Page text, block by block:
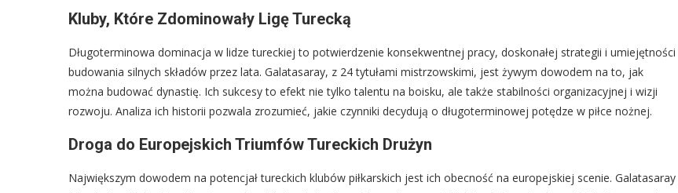
Kluby, Które Zdominowały Ligę Turecką
Długoterminowa dominacja w lidze tureckiej to potwierdzenie konsekwentnej pracy, doskonałej strategii i umiejętności
budowania silnych składów przez lata. Galatasaray, z 24 tytułami mistrzowskimi, jest żywym dowodem na to, jak
można budować dynastię. Ich sukcesy to efekt nie tylko talentu na boisku, ale także stabilności organizacyjnej i wizji
rozwoju. Analiza ich historii pozwala zrozumieć, jakie czynniki decydują o długoterminowej potędze w piłce nożnej.
Droga do Europejskich Triumfów Tureckich Drużyn
Największym dowodem na potencjał tureckich klubów piłkarskich jest ich obecność na europejskiej scenie. Galatasaray